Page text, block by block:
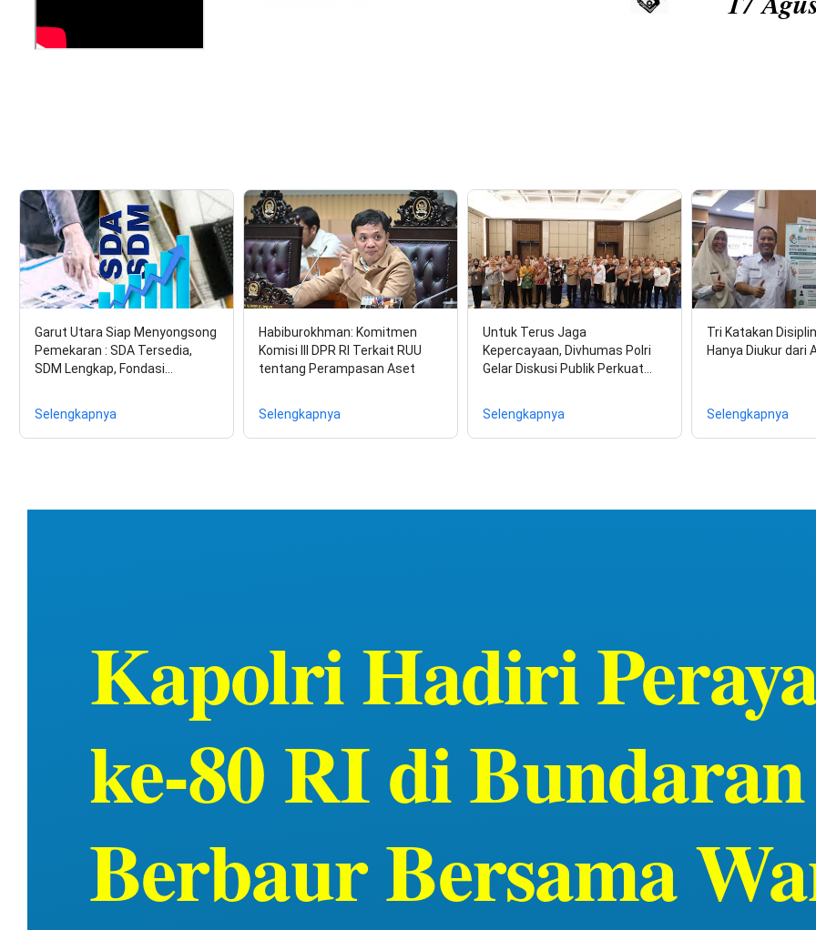
Garut Utara Siap Menyongsong
Pemekaran : SDA Tersedia,
SDM Lengkap, Fondasi…
Selengkapnya
Habiburokhman: Komitmen
Komisi III DPR RI Terkait RUU
tentang Perampasan Aset
Selengkapnya
Untuk Terus Jaga
Kepercayaan, Divhumas Polri
Gelar Diskusi Publik Perkuat…
Selengkapnya
Tri Katakan
Hanya Diukur dari
Selengkapnya
Kapolri Hadiri
ke-80 RI di
Berbaur Bersama